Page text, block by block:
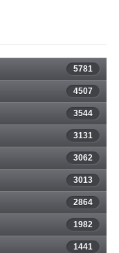
5781
4507
3544
3131
3062
3013
2864
1982
1441